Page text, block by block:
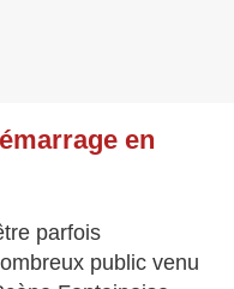
en
parfois
public venu